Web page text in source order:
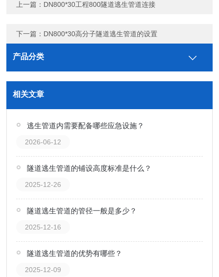
上一篇： DN800*30工程800隧道逃生管道连接
下一篇： DN800*30高分子隧道逃生管道的设置
产品分类
相关文章
逃生管道内需要配备哪些应急设施？
2026-06-12
隧道逃生管道的铺设高度标准是什么？
2025-12-26
隧道逃生管道的管径一般是多少？
2025-12-16
隧道逃生管道的优势有哪些？
2025-12-09